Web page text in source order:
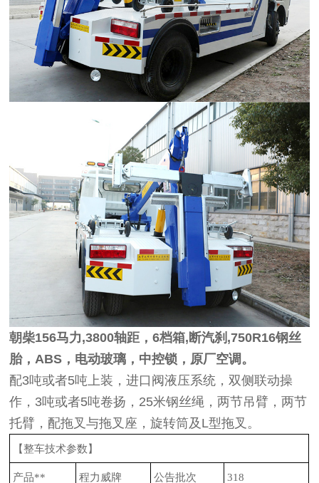
朝柴156马力,3800轴距，6档箱,断汽刹,750R16钢丝
胎，ABS，电动玻璃，中控锁，原厂空调。
配3吨或者5吨上装，进口阀液压系统，双侧联动操
作，3吨或者5吨卷扬，25米钢丝绳，两节吊臂，两节
托臂，配拖叉与拖叉座，旋转筒及L型拖叉。
【整车技术参数】
产品** 程力威牌 公告批次 318